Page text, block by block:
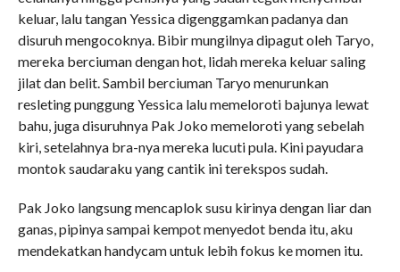
keluar, lalu tangan Yessica digenggamkan padanya dan
disuruh mengocoknya. Bibir mungilnya dipagut oleh Taryo,
mereka berciuman dengan hot, lidah mereka keluar saling
jilat dan belit. Sambil berciuman Taryo menurunkan
resleting punggung Yessica lalu memeloroti bajunya lewat
bahu, juga disuruhnya Pak Joko memeloroti yang sebelah
kiri, setelahnya bra-nya mereka lucuti pula. Kini payudara
montok saudaraku yang cantik ini terekspos sudah.
Pak Joko langsung mencaplok susu kirinya dengan liar dan
ganas, pipinya sampai kempot menyedot benda itu, aku
mendekatkan handycam untuk lebih fokus ke momen itu.